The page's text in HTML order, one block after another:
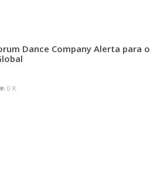
Dance Company Alerta para o
0 K